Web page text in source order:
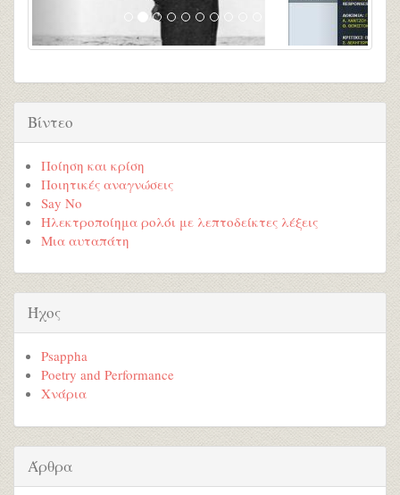
Βίντεο
Ποίηση και κρίση
Ποιητικές αναγνώσεις
Say No
Ηλεκτροποίημα ρολόι με λεπτοδείκτες λέξεις
Μια αυταπάτη
Ήχος
Psappha
Poetry and Performance
Χνάρια
Άρθρα